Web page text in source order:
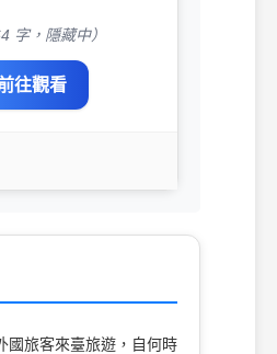
字，隱藏中）
往觀看
國旅客來臺旅遊，自何時